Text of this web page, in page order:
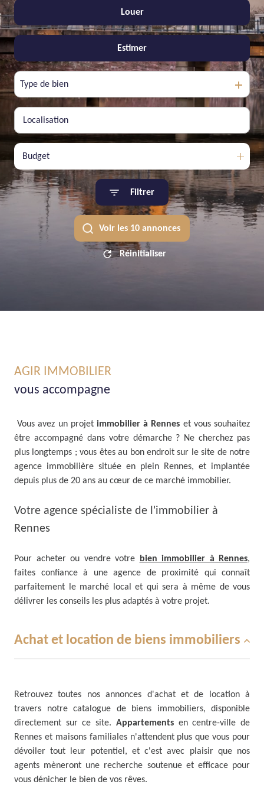
De l'immo pro
Louer
Estimer
Type de bien
Budget
Filtrer
Voir les 10 annonces
Réinitialiser
AGIR IMMOBILIER
vous accompagne
Vous avez un projet immobilier à Rennes et vous souhaitez
être accompagné dans votre démarche ? Ne cherchez pas
plus longtemps ; vous êtes au bon endroit sur le site de notre
agence immobilière située en plein Rennes, et implantée
depuis plus de 20 ans au cœur de ce marché immobilier.
Votre agence spécialiste de l'immobilier à
Rennes
Pour acheter ou vendre votre bien immobilier à Rennes,
faites confiance à une agence de proximité qui connaît
parfaitement le marché local et qui sera à même de vous
délivrer les conseils les plus adaptés à votre projet.
Achat et location de biens immobiliers
Retrouvez toutes nos annonces d'achat et de location à
travers notre catalogue de biens immobiliers, disponible
directement sur ce site. Appartementsen centre-ville de
Rennes et maisons familiales n'attendent plus que vous pour
dévoiler tout leur potentiel, et c'est avec plaisir que nos
agents mèneront une recherche soutenue et efficace pour
vous dénicher le bien de vos rêves.